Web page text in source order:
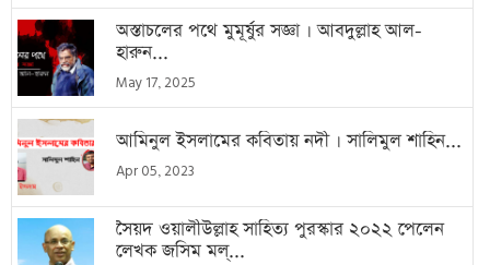
অস্তাচলের পথে মুমূর্ষুর সজ্ঞা । আবদুল্লাহ আল-
হারুন...
May 17, 2025
আমিনুল ইসলামের কবিতায় নদী । সালিমুল শাহিন...
Apr 05, 2023
সৈয়দ ওয়ালীউল্লাহ সাহিত্য পুরস্কার ২০২২ পেলেন
লেখক জসিম মল্...